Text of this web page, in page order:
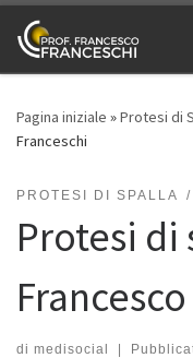
Passa al contenuto
Pagina iniziale »Protesi di
Franceschi
PROTESI DI SPALLA
Protesi di
di medisocial |